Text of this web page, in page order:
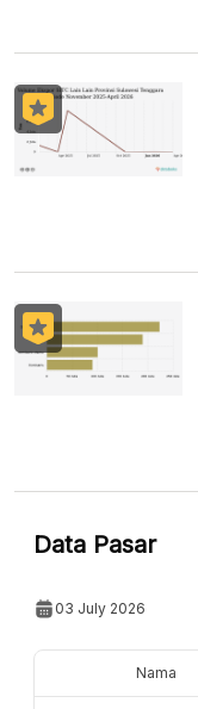
Data Pasar
03 July 2026
Nama